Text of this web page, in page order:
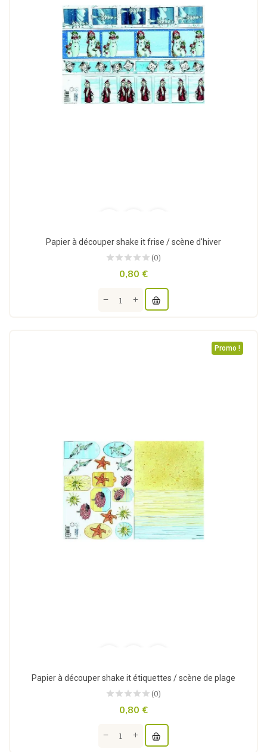
Papier à découper shake it frise / scène d'hiver
(0)
0,80 €
Promo !
Papier à découper shake it étiquettes / scène de plage
(0)
0,80 €